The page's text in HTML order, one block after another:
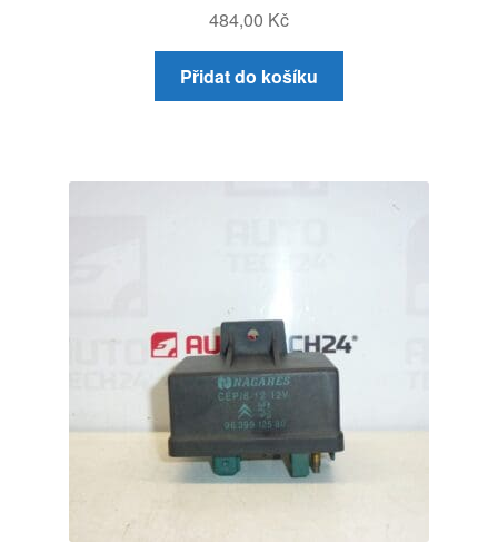
484,00 Kč
Přidat do košíku